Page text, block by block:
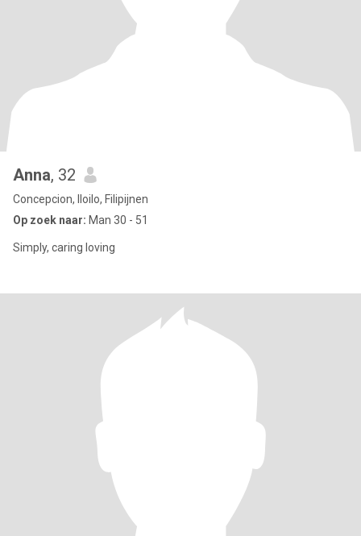
Anna, 32
Concepcion, Iloilo, Filipijnen
Op zoek naar: Man 30 - 51
Simply, caring loving